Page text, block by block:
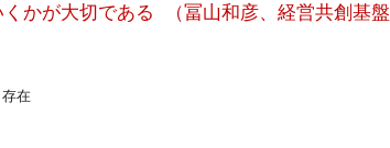
かが大切である （冨山和彦、経営共創基盤
在